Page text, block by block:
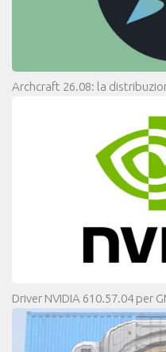
Archcraft 26.08: la
Driver NVIDIA 610.57.04 per